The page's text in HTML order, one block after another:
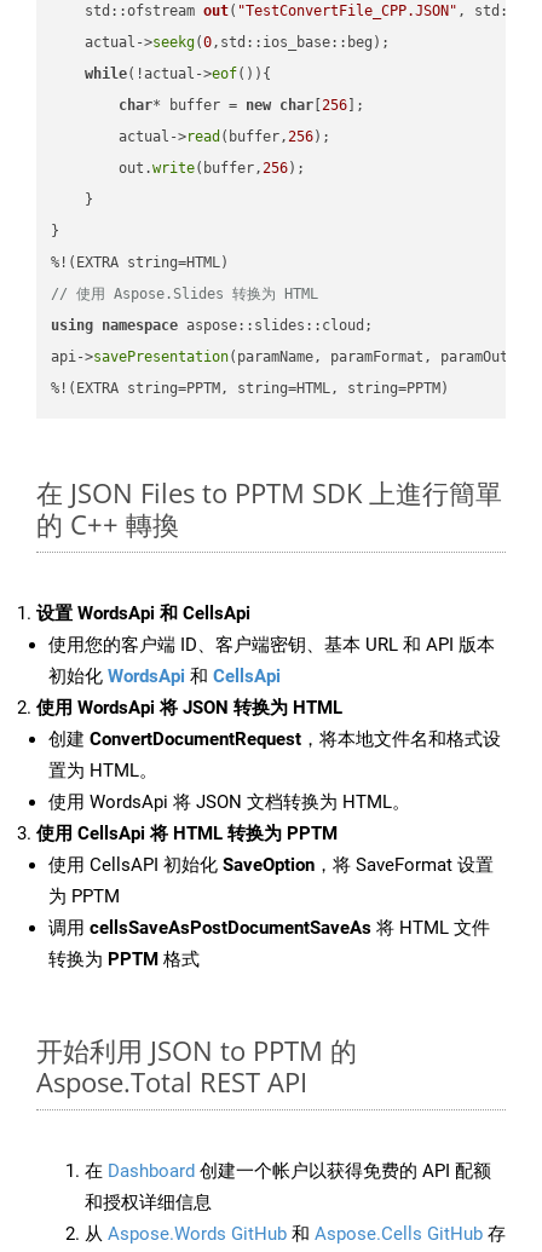
std::ofstream out( "TestConvertFile_CPP.JSON" ,
    actual->
seekg(0,std::ios_base::beg);
while(!actual->eof()){
char* buffer = new char [256 ];
        actual->
read (buffer,256);
        out.
write(buffer,256);
    }
}
// 使用 Aspose.Slides 转换为 HTML
using namespace aspose::slides::cloud;
api->savePresentation(paramName, paramFormat,
%!(EXTRA string=PPTM, string=HTML, string=PPTM)
在 JSON Files to PPTM SDK 上進行簡單
的 C++ 轉換
设置 WordsApi 和 CellsApi
使用您的客户端 ID、客户端密钥、基本 URL 和 API 版本
初始化 WordsApi 和 CellsApi
使用 WordsApi 将 JSON 转换为 HTML
创建 ConvertDocumentRequest ，将本地文件名和格式设
置为 HTML。
使用 WordsApi 将 JSON 文档转换为 HTML。
使用 CellsApi 将 HTML 转换为 PPTM
使用 CellsAPI 初始化 SaveOption ，将 SaveFormat 设置
为 PPTM
调用 cellsSaveAsPostDocumentSaveAs 将 HTML 文件
转换为 PPTM 格式
开始利用 JSON to PPTM 的
Aspose.Total REST API
在 Dashboard 创建一个帐户以获得免费的 API 配额
和授权详细信息
从 Aspose.Words GitHub 和 Aspose.Cells GitHub 存